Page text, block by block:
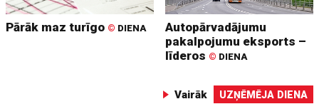
Pārāk maz turīgo © DIENA
Autopārvadājumu
pakalpojumu eksports –
līderos © DIENA
Vairāk UZŅĒMĒJA DIENA